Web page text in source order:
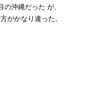
沖縄だった が、
がかなり違った。